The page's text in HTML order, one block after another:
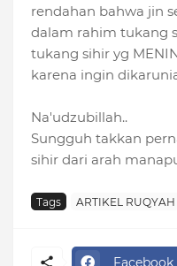
rendahan bahwa jin
dalam rahim tukang
tukang sihir yg
karena ingin
Na'udzubillah..
Sungguh takkan
sihir dari arah
Tags ARTIKEL RUQYAH
Facebook